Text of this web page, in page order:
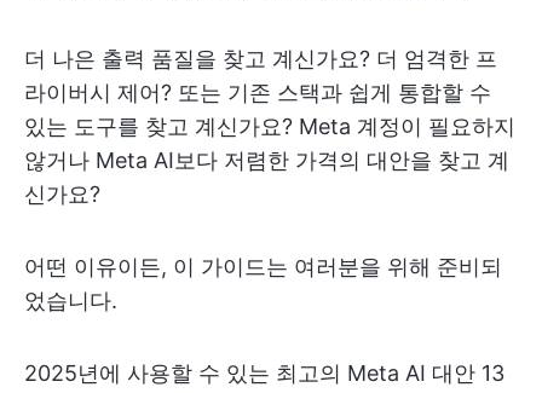
더 나은 출력 품질을 찾고 계신가요? 더 엄격한 프
라이버시 제어? 또는 기존 스택과 쉽게 통합할 수
있는 도구를 찾고 계신가요? Meta 계정이 필요하지
않거나 Meta AI보다 저렴한 가격의 대안을 찾고 계
신가요?
어떤 이유이든, 이 가이드는 여러분을 위해 준비되
었습니다.
2025년에 사용할 수 있는 최고의 Meta AI 대안 13